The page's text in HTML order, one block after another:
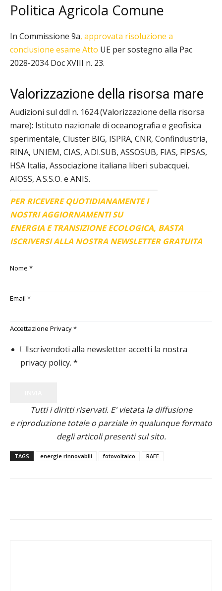
Politica Agricola Comune
In Commissione 9a, approvata risoluzione a
conclusione esame Atto UE per sostegno alla Pac
2028-2034 Doc XVIII n. 23.
Valorizzazione della risorsa mare
Audizioni sul ddl n. 1624 (Valorizzazione della risorsa
mare): Istituto nazionale di oceanografia e geofisica
sperimentale, Cluster BIG, ISPRA, CNR, Confindustria,
RINA, UNIEM, CIAS, A.DI.SUB, ASSOSUB, FIAS, FIPSAS,
HSA Italia, Associazione italiana liberi subacquei,
AIOSS, A.S.S.O. e ANIS.
PER RICEVERE QUOTIDIANAMENTE I
NOSTRI AGGIORNAMENTI SU
ENERGIA E TRANSIZIONE ECOLOGICA, BASTA
ISCRIVERSI ALLA NOSTRA NEWSLETTER GRATUITA
Nome *
Email *
Accettazione Privacy*
Iscrivendoti alla newsletter accetti la nostra
privacy policy. *
Tutti i diritti riservati. E' vietata la diffusione
e riproduzione totale o parziale in qualunque formato
degli articoli presenti sul sito.
TAGS energie rinnovabili fotovoltaico RAEE